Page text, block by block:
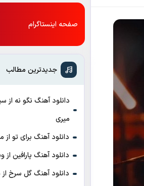
صفحه اینستاگرام
جدیدترین مطالب
دانلود آهنگ نگو نه
میری
دانلود آهنگ برای تو از
دانلود آهنگ پارافین از
دانلود آهنگ گل سرخ